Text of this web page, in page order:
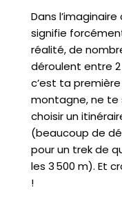
Dans
signifie
réalité, de
déroulent entre 2
c’est ta
montagne, ne te
choisir un
(beaucoup de
pour un trek de
les 3 500 m). Et
!